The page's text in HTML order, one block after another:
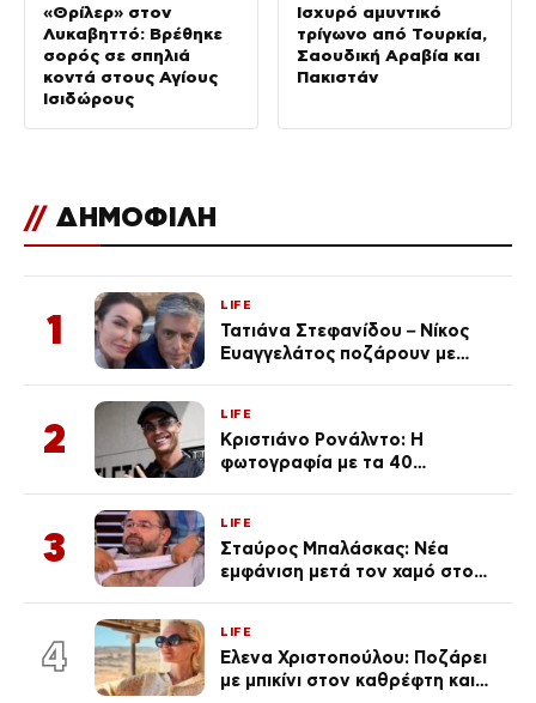
«Θρίλερ» στον
Λυκαβηττό: Βρέθηκε
σορός σε σπηλιά
κοντά στους Αγίους
Ισιδώρους
Ισχυρό αμυντικό
τρίγωνο από Τουρκία,
Σαουδική Αραβία και
Πακιστάν
// ΔΗΜΟΦΙΛΗ
1
LIFE
Τατιάνα Στεφανίδου – Νίκος
Ευαγγελάτος ποζάρουν με
2
LIFE
Κριστιάνο Ρονάλντο: Η
φωτογραφία με τα 40
εκ. likes
3
LIFE
Σταύρος Μπαλάσκας: Νέα
εμφάνιση μετά τον χαμό στο
4
LIFE
Έλενα Χριστοπούλου: Ποζάρει
με μπικίνι στον καθρέφτη και